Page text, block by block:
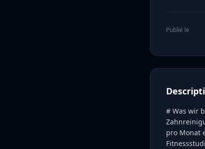
Publié le
# Was wir
pro Monat